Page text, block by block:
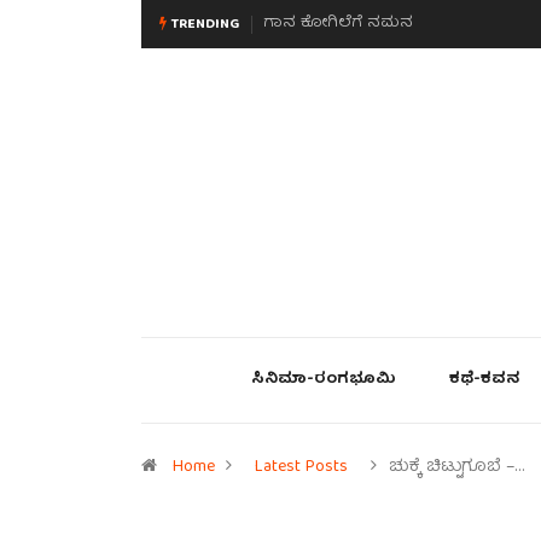
TRENDING ಮನಸಿನ ಸವಿಭಾವ
ಸಿನಿಮಾ-ರಂಗಭೂಮಿ ಕಥೆ-ಕವನ
Home Latest Posts ಚುಕ್ಕೆ ಚಿಟ್ಟುಗೂಬೆ –…